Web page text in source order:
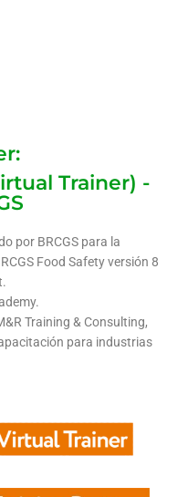
Trainer) -
por BRCGS para la
Food Safety versión 8
Training & Consulting,
para industrias